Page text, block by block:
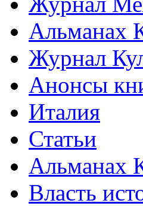
Альманах
Журнал
Анонсы
Италия
Статьи
Альманах
Власть